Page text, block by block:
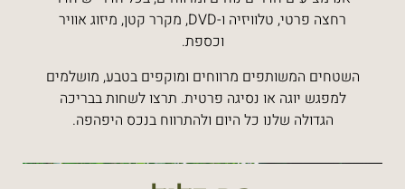
רחצה פרטי, טלוויזיה ו-DVD, מקרר קטן, מיזוג אוויר
וכספת.
השטחים המשותפים מרווחים ומוקפים בטבע, מושלמים
למפגש יוגה או נסיגה פרטית. תרצו לשחות בבריכה
הגדולה שלנו כל היום ולהתרווח בנכס היפהפה.